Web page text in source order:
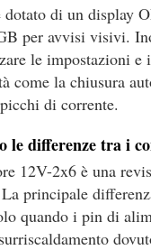
di un display
per avvisi visivi.
le impostazioni
come la chiusura
di corrente.
le differenze tra i
12V-2x6 è una
principale
quando i pin di